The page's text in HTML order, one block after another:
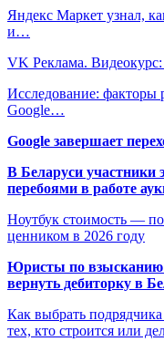
Яндекс Маркет узнал,
и…
VK Реклама.
Исследование: факторы
Google…
Google завершает
В Беларуси участники
перебоями в работе
Ноутбук стоимость —
ценником в 2026 году
Юристы по взысканию
вернуть дебиторку в
Как выбрать
тех, кто строится или